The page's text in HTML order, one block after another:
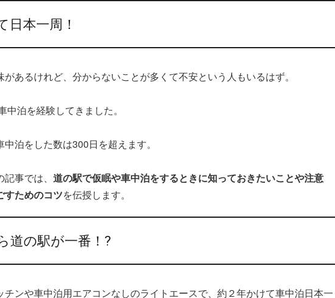
日本一周！
あるけれど、分からないことが多くて不安という人もいるはず。
泊を経験してきました。
泊をした数は300日を超えます。
事では、 道の駅で仮眠や車中泊をするときに知っておきたいことや注意
すためのコツを伝授します。
道の駅が一番！?
ンや車中泊用エアコンなしのライトエースで、約２年かけて車中泊日本一